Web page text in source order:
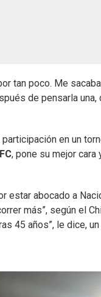
tan poco. Me
de pensarla
participación en un
, pone su mejor
estar abocado a
más”, según el
45 años”, le dice,